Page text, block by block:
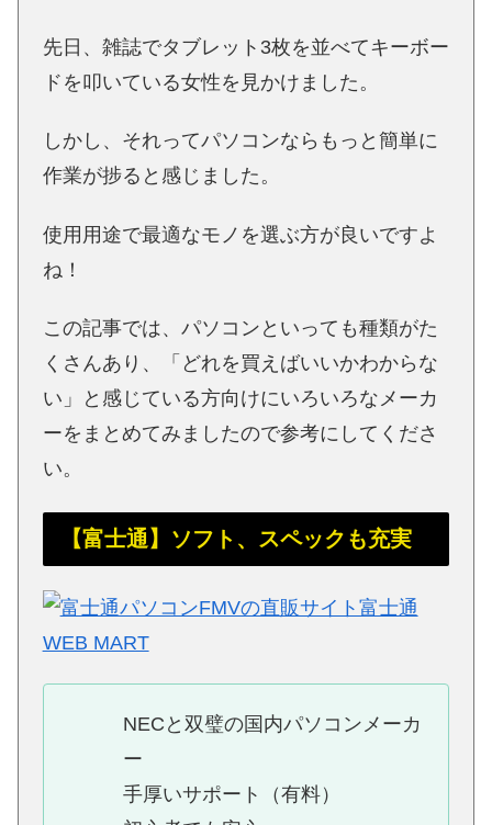
先日、雑誌でタブレット3枚を並べてキーボー
ドを叩いている女性を見かけました。
しかし、それってパソコンならもっと簡単に
作業が捗ると感じました。
使用用途で最適なモノを選ぶ方が良いですよ
ね！
この記事では、パソコンといっても種類がた
くさんあり、「どれを買えばいいかわからな
い」と感じている方向けにいろいろなメーカ
ーをまとめてみましたので参考にしてくださ
い。
【富士通】ソフト、スペックも充実
NECと双璧の国内パソコンメーカ
ー
手厚いサポート（有料）